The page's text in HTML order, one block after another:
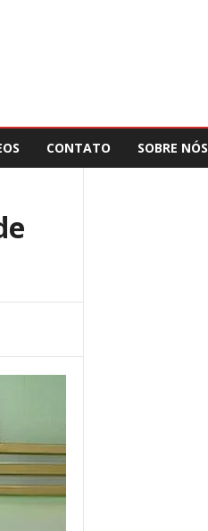
CONTATO SOBRE NÓS